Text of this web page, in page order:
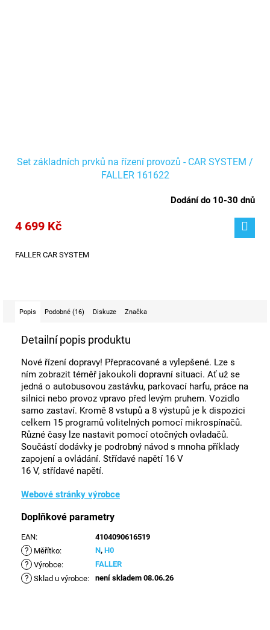
Set základních prvků na řízení provozů - CAR SYSTEM /
FALLER 161622
Dodání do 10-30 dnů
4 699 Kč
FALLER CAR SYSTEM
Popis Podobné (16) Diskuze Značka
Detailní popis produktu
Nové řízení dopravy! Přepracované a vylepšené. Lze s
ním zobrazit téměř jakoukoli dopravní situaci. Ať už se
jedná o autobusovou zastávku, parkovací harfu, práce na
silnici nebo provoz vpravo před levým pruhem. Vozidlo
samo zastaví. Kromě 8 vstupů a 8 výstupů je k dispozici
celkem 15 programů volitelných pomocí mikrospínačů.
Různé časy lze nastavit pomocí otočných ovladačů.
Součástí dodávky je podrobný návod s mnoha příklady
zapojení a ovládání. Střídavé napětí 16 V
16 V, střídavé napětí.
Webové stránky výrobce
Doplňkové parametry
EAN: 4104090616519
? Měřítko: N, H0
? Výrobce: FALLER
? Sklad u výrobce: není skladem 08.06.26